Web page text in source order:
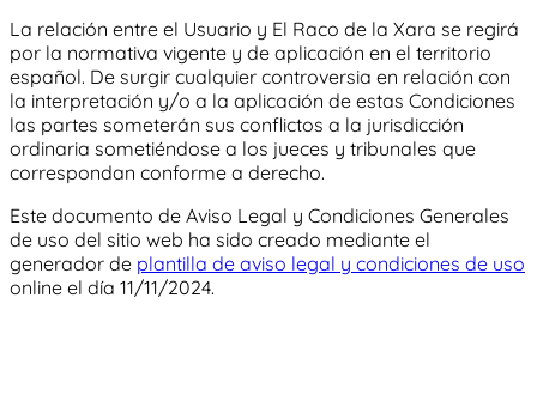
La relación entre el Usuario y El Raco de la Xara se regirá
por la normativa vigente y de aplicación en el territorio
español. De surgir cualquier controversia en relación con
la interpretación y/o a la aplicación de estas Condiciones
las partes someterán sus conflictos a la jurisdicción
ordinaria sometiéndose a los jueces y tribunales que
correspondan conforme a derecho.
Este documento de Aviso Legal y Condiciones Generales
de uso del sitio web ha sido creado mediante el
generador de plantilla de aviso legal y condiciones de uso
online el día 11/11/2024.